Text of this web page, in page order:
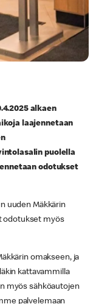
alkaen
laajennetaan
puolella
odotukset
uuden Mäkkärin
odotukset myös
omakseen, ja
kattavammilla
myös sähköautojen
palvelemaan